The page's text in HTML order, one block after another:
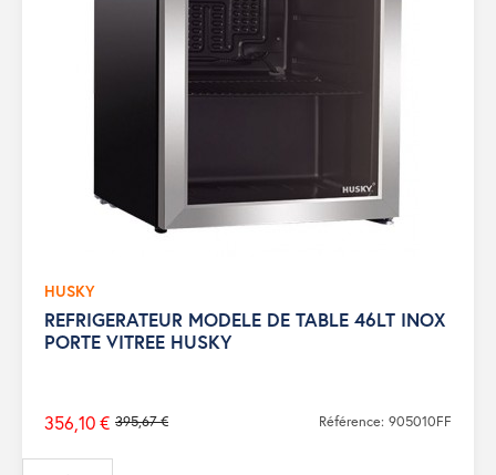
HUSKY
REFRIGERATEUR MODELE DE TABLE 46LT INOX
PORTE VITREE HUSKY
Prix
de
395,67 €
356,10 € Référence: 905010FF